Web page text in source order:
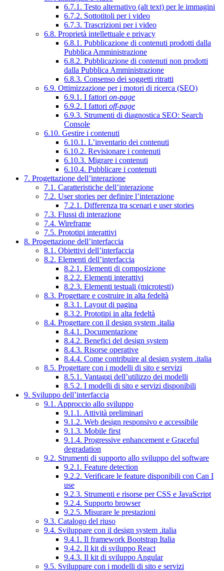
6.7.1. Testo alternativo (alt text) per le immagini
6.7.2. Sottotitoli per i video
6.7.3. Trascrizioni per i video
6.8. Proprietà intellettuale e privacy
6.8.1. Pubblicazione di contenuti prodotti dalla
Pubblica Amministrazione
6.8.2. Pubblicazione di contenuti non prodotti
dalla Pubblica Amministrazione
6.8.3. Consenso dei soggetti ritratti
6.9. Ottimizzazione per i motori di ricerca (SEO)
6.9.1. I fattori on-page
6.9.2. I fattori off-page
6.9.3. Strumenti di diagnostica SEO: Search
Console
6.10. Gestire i contenuti
6.10.1. L’inventario dei contenuti
6.10.2. Revisionare i contenuti
6.10.3. Migrare i contenuti
6.10.4. Pubblicare i contenuti
7. Progettazione dell’interazione
7.1. Caratteristiche dell’interazione
7.2. User stories per definire l’interazione
7.2.1. Differenza tra scenari e user stories
7.3. Flussi di interazione
7.4. Wireframe
7.5. Prototipi interattivi
8. Progettazione dell’interfaccia
8.1. Obiettivi dell’interfaccia
8.2. Elementi dell’interfaccia
8.2.1. Elementi di composizione
8.2.2. Elementi interattivi
8.2.3. Elementi testuali (microtesti)
8.3. Progettare e costruire in alta fedeltà
8.3.1. Layout di pagina
8.3.2. Prototipi in alta fedeltà
8.4. Progettare con il design system .italia
8.4.1. Documentazione
8.4.2. Benefici del design system
8.4.3. Risorse operative
8.4.4. Come contribuire al design system .italia
8.5. Progettare con i modelli di sito e servizi
8.5.1. Vantaggi dell’utilizzo dei modelli
8.5.2. I modelli di sito e servizi disponibili
9. Sviluppo dell’interfaccia
9.1. Approccio allo sviluppo
9.1.1. Attività preliminari
9.1.2. Web design responsivo e accessibile
9.1.3. Mobile first
9.1.4. Progressive enhancement e Graceful
degradation
9.2. Strumenti di supporto allo sviluppo del software
9.2.1. Feature detection
9.2.2. Verificare le feature disponibili con Can I
use
9.2.3. Strumenti e risorse per CSS e JavaScript
9.2.4. Supporto browser
9.2.5. Misurare le prestazioni
9.3. Catalogo del riuso
9.4. Sviluppare con il design system .italia
9.4.1. Il framework Bootstrap Italia
9.4.2. Il kit di sviluppo React
9.4.3. Il kit di sviluppo Angular
9.5. Sviluppare con i modelli di sito e servizi